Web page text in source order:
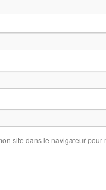
site dans le navigateur